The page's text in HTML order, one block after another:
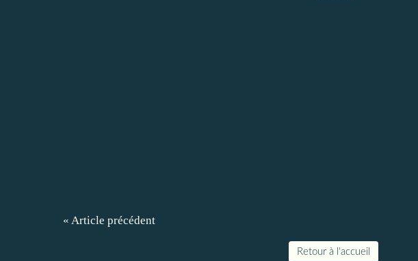
« Article précédent
Retour à l'accueil